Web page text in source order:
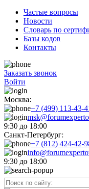
Частые вопросы
Новости
Словарь по
Базы кодов
Контакты
Заказать звонок
Войти
Москва:
+7 (499) 113-43-
9:30 до 18:00
Санкт-Петербург:
+7 (812) 424-42-
9:30 до 18:00